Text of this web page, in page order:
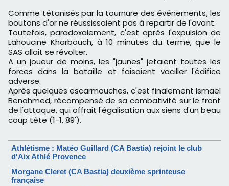
Comme tétanisés par la tournure des événements, les
boutons d'or ne réussissaient pas à repartir de l'avant.
Toutefois, paradoxalement, c'est après l'expulsion de
Lahoucine Kharbouch, à 10 minutes du terme, que le
SAS allait se révolter.
A un joueur de moins, les "jaunes" jetaient toutes les
forces dans la bataille et faisaient vaciller l'édifice
adverse.
Après quelques escarmouches, c'est finalement Ismael
Benahmed, récompensé de sa combativité sur le front
de l'attaque, qui offrait l'égalisation aux siens d'un beau
coup tête (1-1, 89').
Athlétisme : Matéo Guillard (CA Bastia) rejoint le club
d'Aix Athlé Provence
Morgane Cleret (CA Bastia) deuxième sprinteuse
française